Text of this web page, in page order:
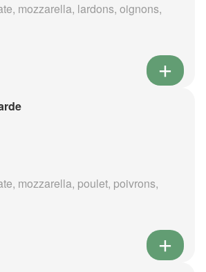
mozzarella, lardons, oignons,
mozzarella, poulet, poivrons,